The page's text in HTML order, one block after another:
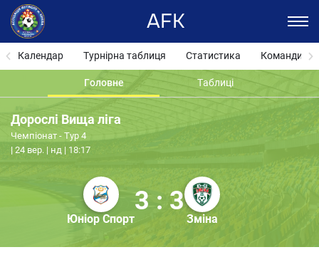
AFK
Календар Турнірна таблиця Статистика Команди
Головне Таблиці
Дорослі Вища ліга
Чемпіонат - Тур 4
Юніор Спорт
3 : 3
Зміна
24 вер. | нд | 18:17